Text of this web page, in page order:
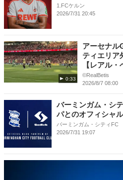
1.FCケルン
2026/7/31 20:45
0:33
アーセナル
ティエリア
【レアル・
©RealBetis
2026/8/7 08:00
バーミンガム・シ
パとのオフィシャ
バーミンガム・シティFC
2026/7/31 19:07